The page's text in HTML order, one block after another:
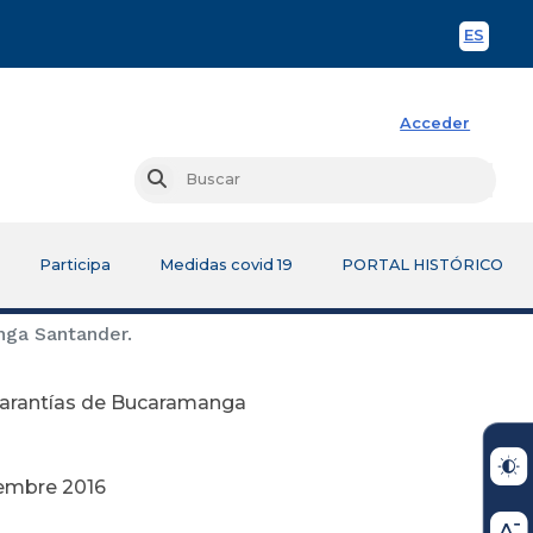
ES
Acceder
Buscar
Participa Medidas covid 19 PORTAL HISTÓRICO
Santander.
de Bucaramanga